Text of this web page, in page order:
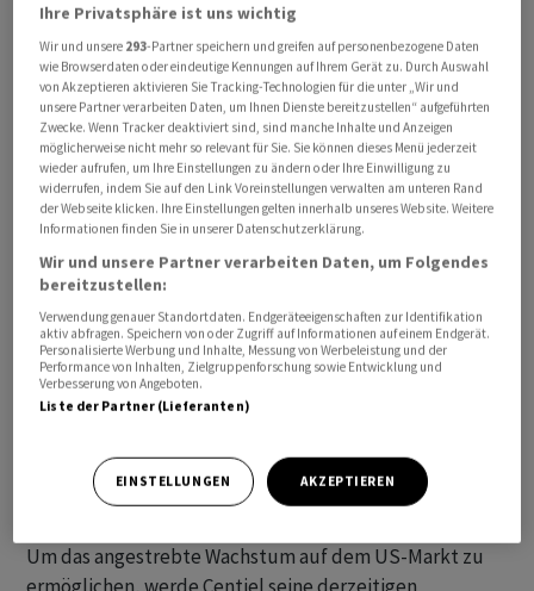
Das Rahmenabkommen mit dem US-Unternehmen sehe
ein mögliches mittelfristiges Geschäftsvolumen im
niedrigen dreistelligen Millionenbereich vor - abhängig
von Projekten, Nachfrage und Umsetzung.
Im laufenden Jahr erwartet die Tessiner
Technologiefirma erste Umsätze im niedrigen
zweistelligen Millionenbereich, wie das Unternehmen
am Mittwoch mitteilte. Je nach Lieferplänen und
Projektumsetzung wird dies zu einer erheblichen
Aufwärtskorrektur der aktuellen Umsatzerwartungen
Halbjahreszahlen am 20. August präsentiert, kündigt
Centiel in dem Communiqué an.
Um das angestrebte Wachstum auf dem US-Markt zu
Ihre Privatsphäre ist uns wichtig
Wir und unsere 293-Partner speichern und greifen auf personenbezogene Daten
wie Browserdaten oder eindeutige Kennungen auf Ihrem Gerät zu. Durch Auswahl
von Akzeptieren aktivieren Sie Tracking-Technologien für die unter „Wir und
unsere Partner verarbeiten Daten, um Ihnen Dienste bereitzustellen“ aufgeführten
Zwecke. Wenn Tracker deaktiviert sind, sind manche Inhalte und Anzeigen
möglicherweise nicht mehr so relevant für Sie. Sie können dieses Menü jederzeit
wieder aufrufen, um Ihre Einstellungen zu ändern oder Ihre Einwilligung zu
widerrufen, indem Sie auf den Link Voreinstellungen verwalten am unteren Rand
der Webseite klicken. Ihre Einstellungen gelten innerhalb unseres Website. Weitere
Informationen finden Sie in unserer Datenschutzerklärung.
Wir und unsere Partner verarbeiten Daten, um Folgendes
bereitzustellen:
Verwendung genauer Standortdaten. Endgeräteeigenschaften zur Identifikation
aktiv abfragen. Speichern von oder Zugriff auf Informationen auf einem Endgerät.
Personalisierte Werbung und Inhalte, Messung von Werbeleistung und der
Performance von Inhalten, Zielgruppenforschung sowie Entwicklung und
Verbesserung von Angeboten.
Liste der Partner (Lieferanten)
EINSTELLUNGEN AKZEPTIEREN